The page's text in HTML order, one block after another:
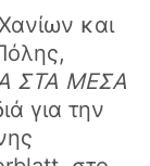
και
ΣΤΑ ΜΕΣΑ
για την